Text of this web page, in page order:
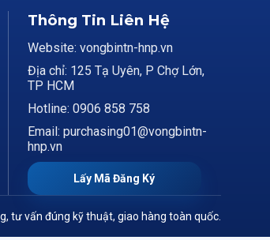
Thông Tin Liên Hệ
Website: vongbintn-hnp.vn
Địa chỉ: 125 Tạ Uyên, P Chợ Lớn,
TP HCM
Hotline: 0906 858 758
Email: purchasing01@vongbintn-
hnp.vn
Lấy Mã Đăng Ký
tư vấn đúng kỹ thuật, giao hàng toàn quốc.